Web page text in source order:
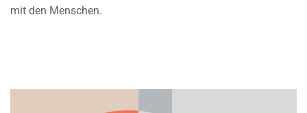
mit den Menschen.